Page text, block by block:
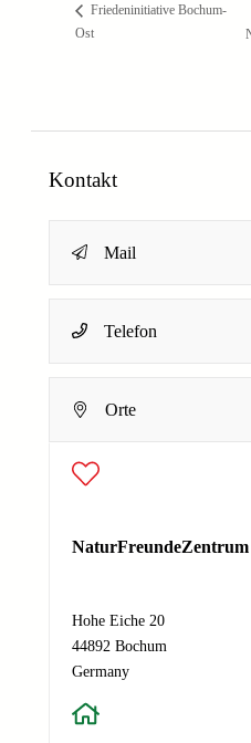
Friedeninitiative Bochum-
Ost
Kontakt
Mail
N
a
m
a
r
i
c
t
E-Mail-Adresse
Absenden
Telefon
Orte
NaturFreundeZentrum
Hohe Eiche 20
44892 Bochum
Germany